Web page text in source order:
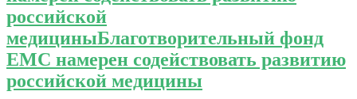
российской
медициныБлаготворительный фонд
ЕМС намерен содействовать развитию
российской медицины